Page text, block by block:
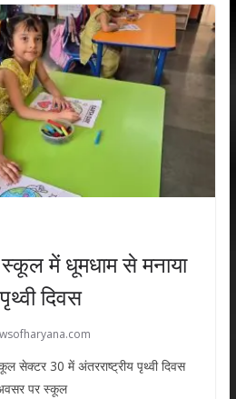
में धूमधाम से मनाया
दिवस
सेक्टर 30 में अंतरराष्ट्रीय पृथ्वी दिवस
पर स्कूल